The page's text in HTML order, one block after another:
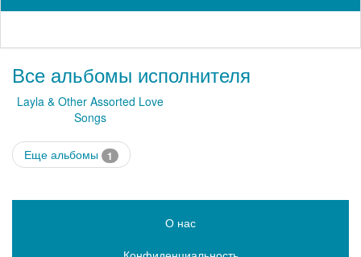
Все альбомы исполнителя
Layla & Other Assorted Love
Songs
Еще альбомы 1
О нас